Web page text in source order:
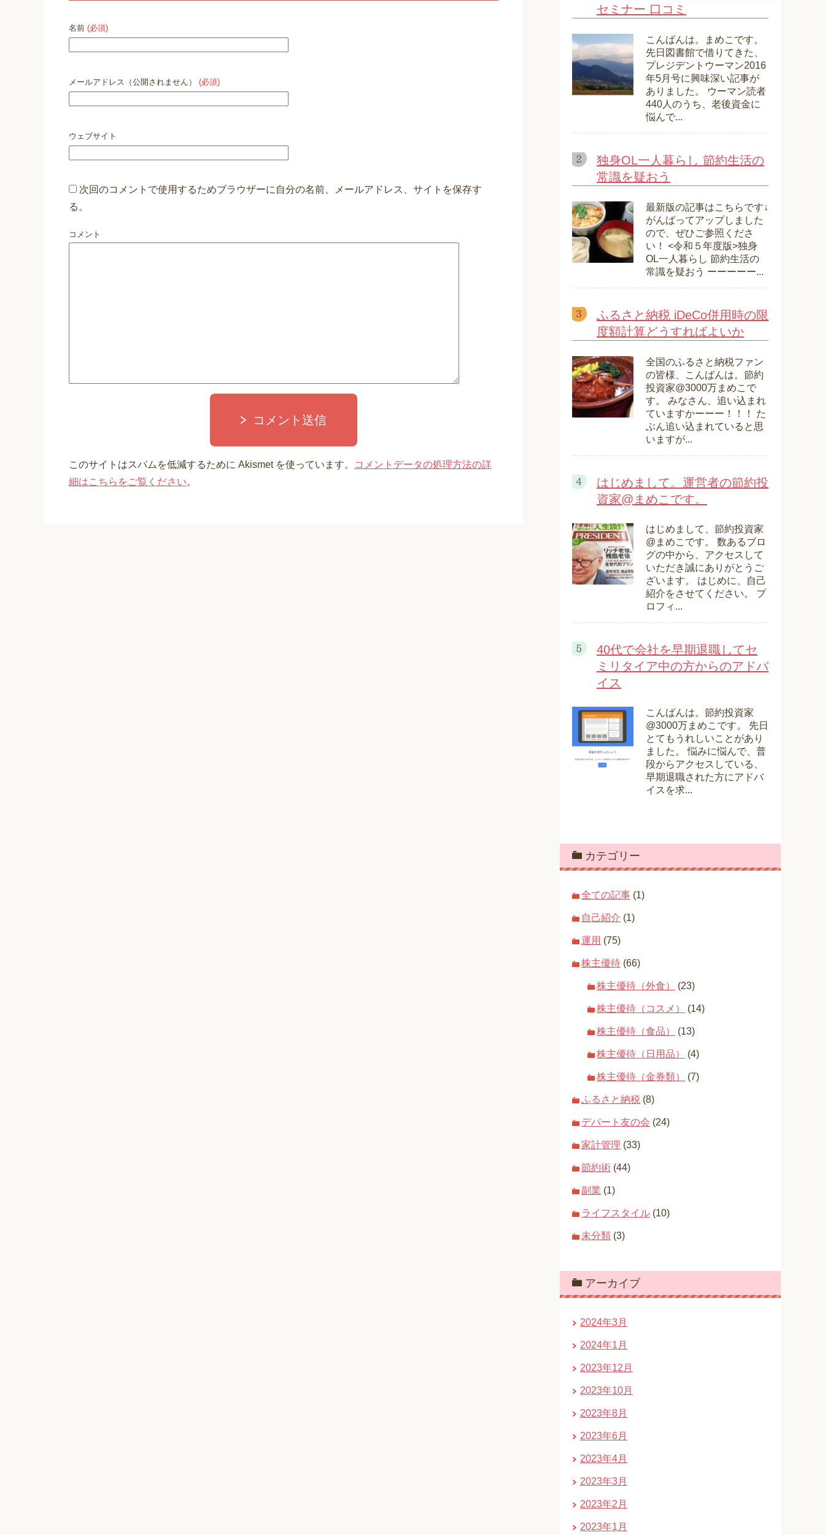
名前 (必須)
メールアドレス（公開されません） (必須)
ウェブサイト
次回のコメントで使用するためブラウザーに自分の名前、メールアドレス、サイトを保存す
る。
コメント
コメント送信
このサイトはスパムを低減するために Akismet を使っています。
コメントデータの処理方法の詳
細はこちらをご覧ください。
セミナー 口コミ
こんばんは。まめこです。
先日図書館で借りてきた、
プレジデントウーマン2016
年5月号に興味深い記事が
ありました。 ウーマン読者
440人のうち、老後資金に
悩んで...
独身OL一人暮らし 節約生活の
常識を疑おう
最新版の記事はこちらです↓
がんばってアップしました
ので、ぜひご参照くださ
い！ <令和５年度版>独身
OL一人暮らし 節約生活の
常識を疑おう ーーーーー...
ふるさと納税 iDeCo併用時の限
度額計算どうすればよいか
全国のふるさと納税ファン
の皆様、こんばんは。節約
投資家@3000万まめこで
す。 みなさん、追い込まれ
ていますかーーー！！！ た
ぶん追い込まれていると思
いますが...
はじめまして。運営者の節約投
資家@まめこです。
はじめまして、節約投資家
@まめこです。 数あるブロ
グの中から、アクセスして
いただき誠にありがとうご
ざいます。 はじめに、自己
紹介をさせてください。 プ
ロフィ...
40代で会社を早期退職してセ
ミリタイア中の方からのアドバ
イス
こんばんは。節約投資家
@3000万まめこです。 先日
とてもうれしいことがあり
ました。 悩みに悩んで、普
段からアクセスしている、
早期退職された方にアドバ
イスを求...
カテゴリー
全ての記事 (1)
自己紹介 (1)
運用 (75)
株主優待 (66)
株主優待（外食） (23)
株主優待（コスメ） (14)
株主優待（食品） (13)
株主優待（日用品） (4)
株主優待（金券類） (7)
ふるさと納税 (8)
デパート友の会 (24)
家計管理 (33)
節約術 (44)
副業 (1)
ライフスタイル (10)
未分類 (3)
アーカイブ
2024年3月
2024年1月
2023年12月
2023年10月
2023年8月
2023年6月
2023年4月
2023年3月
2023年2月
2023年1月